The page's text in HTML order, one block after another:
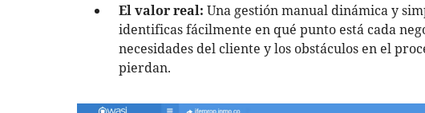
El valor real: Una gestión manual dinámica y
identificas fácilmente en qué punto está cada
necesidades del cliente y los obstáculos en el
pierdan.